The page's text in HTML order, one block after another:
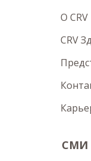
O CRV
CRV
СМИ